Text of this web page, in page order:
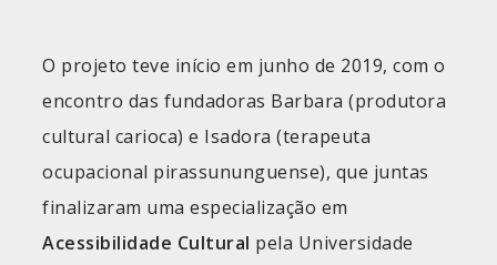
O projeto teve início em junho de 2019, com o
encontro das fundadoras Barbara (produtora
cultural carioca) e Isadora (terapeuta
ocupacional pirassununguense), que juntas
finalizaram uma especialização em
Acessibilidade Cultural pela Universidade